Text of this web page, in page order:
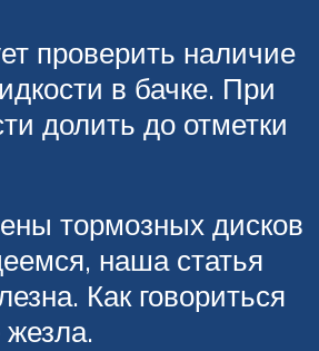
проверить наличие
в бачке. При
долить до отметки
тормозных дисков
наша статья
Как говориться
жезла.